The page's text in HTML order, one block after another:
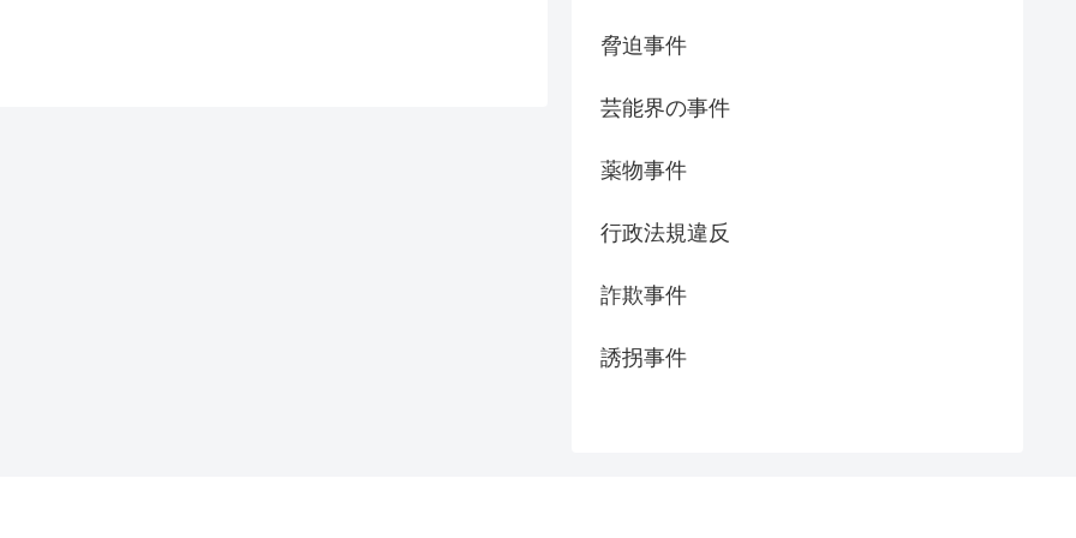
脅迫事件
芸能界の事件
薬物事件
行政法規違反
詐欺事件
誘拐事件